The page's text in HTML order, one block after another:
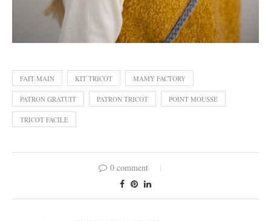
FAIT MAIN KIT TRICOT MAMY FACTORY
PATRON GRATUIT PATRON TRICOT POINT MOUSSE
TRICOT FACILE
0 comment